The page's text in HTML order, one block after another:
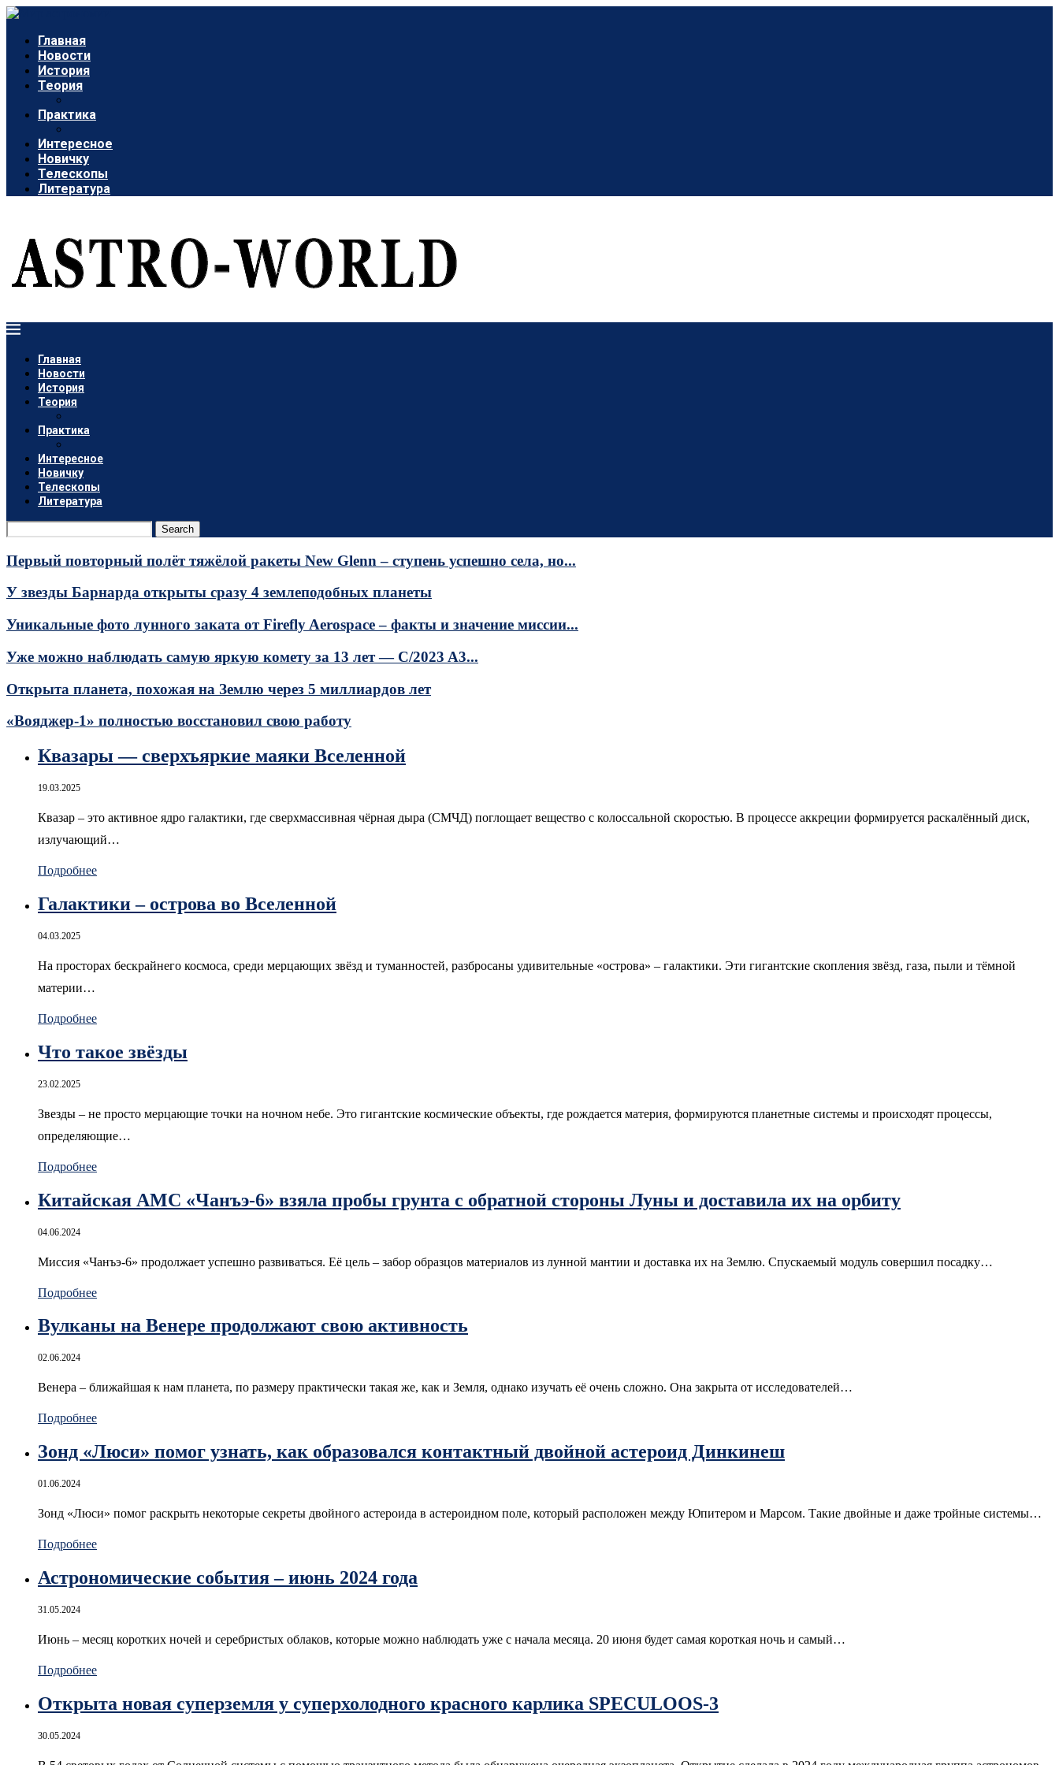
Главная
Новости
История
Теория
Практика
Интересное
Новичку
Телескопы
Литература
Главная
Новости
История
Теория
Практика
Интересное
Новичку
Телескопы
Литература
Search
Первый повторный полёт тяжёлой ракеты New Glenn – ступень успешно села, но...
У звезды Барнарда открыты сразу 4 землеподобных планеты
Уникальные фото лунного заката от Firefly Aerospace – факты и значение миссии...
Уже можно наблюдать самую яркую комету за 13 лет — C/2023 A3...
Открыта планета, похожая на Землю через 5 миллиардов лет
«Вояджер-1» полностью восстановил свою работу
Квазары — сверхъяркие маяки Вселенной
19.03.2025
Квазар – это активное ядро галактики, где сверхмассивная чёрная дыра (СМЧД) поглощает вещество с колоссальной скоростью. В процессе аккреции формируется раскалённый диск,
излучающий…
Подробнее
Галактики – острова во Вселенной
04.03.2025
На просторах бескрайнего космоса, среди мерцающих звёзд и туманностей, разбросаны удивительные «острова» – галактики. Эти гигантские скопления звёзд, газа, пыли и тёмной
материи…
Подробнее
Что такое звёзды
23.02.2025
Звезды – не просто мерцающие точки на ночном небе. Это гигантские космические объекты, где рождается материя, формируются планетные системы и происходят процессы,
определяющие…
Подробнее
Китайская АМС «Чанъэ-6» взяла пробы грунта с обратной стороны Луны и доставила их на орбиту
04.06.2024
Миссия «Чанъэ-6» продолжает успешно развиваться. Её цель – забор образцов материалов из лунной мантии и доставка их на Землю. Спускаемый модуль совершил посадку…
Подробнее
Вулканы на Венере продолжают свою активность
02.06.2024
Венера – ближайшая к нам планета, по размеру практически такая же, как и Земля, однако изучать её очень сложно. Она закрыта от исследователей…
Подробнее
Зонд «Люси» помог узнать, как образовался контактный двойной астероид Динкинеш
01.06.2024
Зонд «Люси» помог раскрыть некоторые секреты двойного астероида в астероидном поле, который расположен между Юпитером и Марсом. Такие двойные и даже тройные системы…
Подробнее
Астрономические события – июнь 2024 года
31.05.2024
Июнь – месяц коротких ночей и серебристых облаков, которые можно наблюдать уже с начала месяца. 20 июня будет самая короткая ночь и самый…
Подробнее
Открыта новая суперземля у суперхолодного красного карлика SPECULOOS-3
30.05.2024